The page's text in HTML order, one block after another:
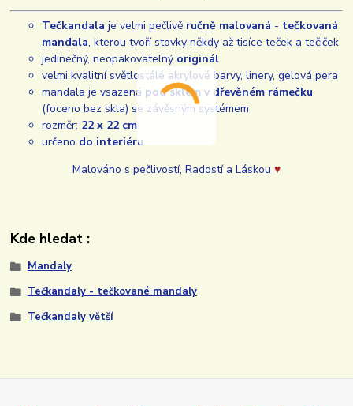
Tečkandala je velmi pečlivě ručně malovaná - tečkovaná
mandala, kterou tvoří stovky někdy až tisíce teček a tečiček
jedinečný, neopakovatelný originál
velmi kvalitní světlostálé akrylové barvy, linery, gelová pera
mandala je vsazená pod sklem v dřevěném rámečku
(foceno bez skla) se závěsným systémem
rozměr: 22 x 22 cm
určeno do interiéru
Malováno s pečlivostí, Radostí a Láskou ♥
Kde hledat :
Mandaly
Tečkandaly - tečkované mandaly
Tečkandaly větší